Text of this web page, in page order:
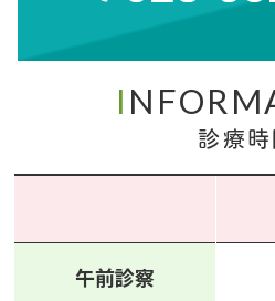
I
診療時
午前診察